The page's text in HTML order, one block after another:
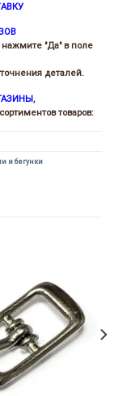
нажмите "Да" в поле
деталей.
,
товаров:
и бегунки